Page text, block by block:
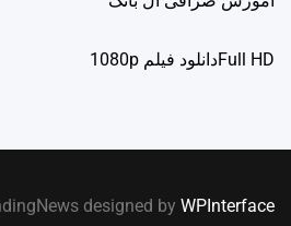
Full HDدانلود فيلم 1080p
designed by WPInterface